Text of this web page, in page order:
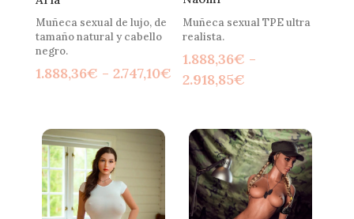
Muñeca sexual de lujo, de
tamaño natural y cabello
negro.
1.888,36€ - 2.747,10€Rango
desde
1.888,36€
hasta
2.747,10€
Muñeca sexual TPE ultra
realista.
1.888,36€ -
2.918,85€
desde
1.888,36€
hasta
2.918,85€